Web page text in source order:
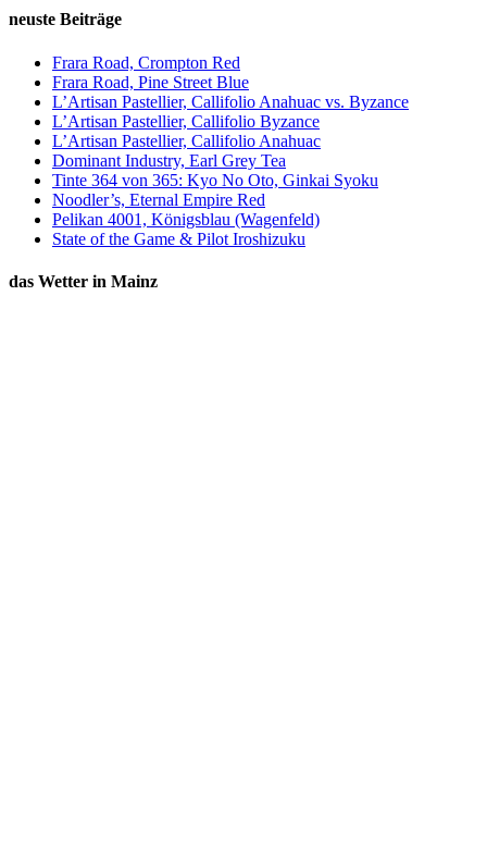
neuste Beiträge
Frara Road, Crompton Red
Frara Road, Pine Street Blue
L’Artisan Pastellier, Callifolio Anahuac vs. Byzance
L’Artisan Pastellier, Callifolio Byzance
L’Artisan Pastellier, Callifolio Anahuac
Dominant Industry, Earl Grey Tea
Tinte 364 von 365: Kyo No Oto, Ginkai Syoku
Noodler’s, Eternal Empire Red
Pelikan 4001, Königsblau (Wagenfeld)
State of the Game & Pilot Iroshizuku
das Wetter in Mainz